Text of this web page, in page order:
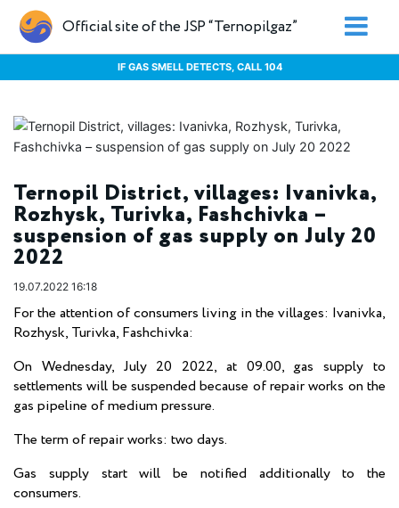
Official site of the JSP “Ternopilgaz”
IF GAS SMELL DETECTS, CALL 104
Ternopil District, villages: Ivanivka,
Rozhysk, Turivka, Fashchivka –
suspension of gas supply on July 20
2022
19.07.2022 16:18
For the attention of consumers living in the villages: Ivanivka,
Rozhysk, Turivka, Fashchivka:
On Wednesday, July 20 2022, at 09.00, gas supply to
settlements will be suspended because of repair works on the
gas pipeline of medium pressure.
The term of repair works: two days.
Gas supply start will be notified additionally to the
consumers.